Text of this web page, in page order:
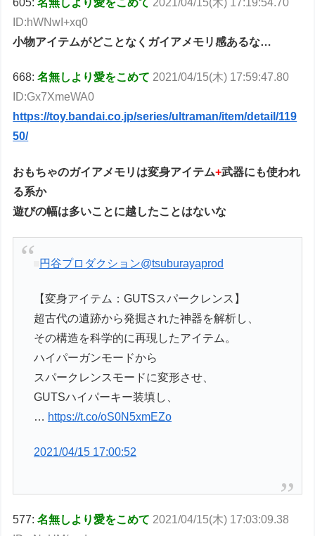
605:名無しより愛をこめて 2021/04/15(木) 17:19:54.70
ID:hWNwI+xq0
小物アイテムがどことなくガイアメモリ感あるな…
668:名無しより愛をこめて 2021/04/15(木) 17:59:47.80
ID:Gx7XmeWA0
https://toy.bandai.co.jp/series/ultraman/item/detail/119
50/
おもちゃのガイアメモリは変身アイテム+武器にも使われ
る系か
遊びの幅は多いことに越したことはないな
円谷プロダクション@tsuburayaprod
【変身アイテム：GUTSスパークレンス】
超古代の遺跡から発掘された神器を解析し、
その構造を科学的に再現したアイテム。
ハイパーガンモードから
スパークレンスモードに変形させ、
GUTSハイパーキー装填し、
… https://t.co/oS0N5xmEZo
2021/04/15 17:00:52
577:名無しより愛をこめて 2021/04/15(木) 17:03:09.38